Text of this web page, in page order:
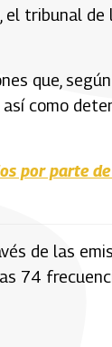
, el tribunal
que,
, así como
por parte
de las
74